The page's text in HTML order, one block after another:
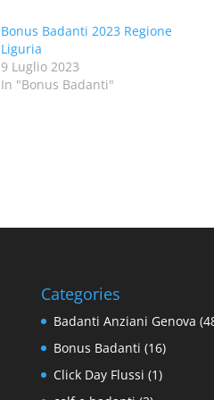
Bonus Badanti 2023 Regione
Liguria
9 Luglio 2023
In "Bonus Badanti"
Categories
Badanti Anziani Genova
Bonus Badanti (16)
Click Day Flussi (1)